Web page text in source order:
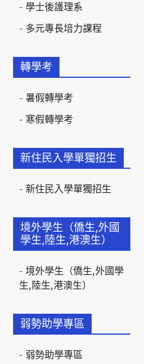
學士後護理系
多元專長培力課程
轉學考
暑假轉學考
寒假轉學考
新住民入學單獨招生
新住民入學單獨招生
境外學生（僑生,外國
學生,陸生,港澳生）
境外學生（僑生,外國學
生,陸生,港澳生）
弱勢助學專區
弱勢助學專區